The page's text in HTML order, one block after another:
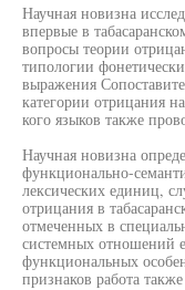
Научная новизна
впервые в
вопросы теории
типологии
выражения
категории отрицания
кого языков также
Научная новизна
функционально-
лексических единиц,
отрицания в
отмеченных в
системных отношений
функциональных
признаков работа